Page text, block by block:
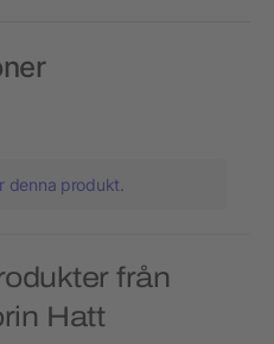
denna produkt.
från
Hatt